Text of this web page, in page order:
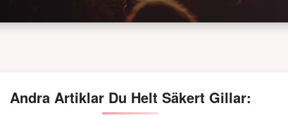
Andra Artiklar Du Helt Säkert Gillar: